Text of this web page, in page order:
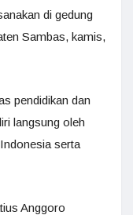
di gedung
Sambas, kamis,
pendidikan dan
langsung oleh
serta
Anggoro